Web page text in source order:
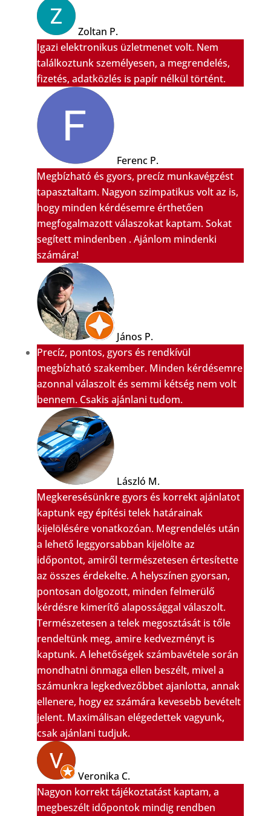
Zoltan P.
Igazi elektronikus üzletmenet volt. Nem
találkoztunk személyesen, a megrendelés,
fizetés, adatközlés is papír nélkül történt.
Ferenc P.
Megbízható és gyors, precíz munkavégzést
tapasztaltam. Nagyon szimpatikus volt az is,
hogy minden kérdésemre érthetően
megfogalmazott válaszokat kaptam. Sokat
segített mindenben . Ajánlom mindenki
számára!
János P.
Precíz, pontos, gyors és rendkívül
megbízható szakember. Minden kérdésemre
azonnal válaszolt és semmi kétség nem volt
bennem. Csakis ajánlani tudom.
László M.
Megkeresésünkre gyors és korrekt ajánlatot
kaptunk egy építési telek határainak
kijelölésére vonatkozóan. Megrendelés után
a lehető leggyorsabban kijelölte az
időpontot, amiről természetesen értesítette
az összes érdekelte. A helyszínen gyorsan,
pontosan dolgozott, minden felmerülő
kérdésre kimerítő alapossággal válaszolt.
Természetesen a telek megosztását is tőle
rendeltünk meg, amire kedvezményt is
kaptunk. A lehetőségek számbavétele során
mondhatni önmaga ellen beszélt, mivel a
számunkra legkedvezőbbet ajanlotta, annak
ellenere, hogy ez számára kevesebb bevételt
jelent. Maximálisan elégedettek vagyunk,
csak ajánlani tudjuk.
Veronika C.
Nagyon korrekt tájékoztatást kaptam, a
megbeszélt időpontok mindig rendben